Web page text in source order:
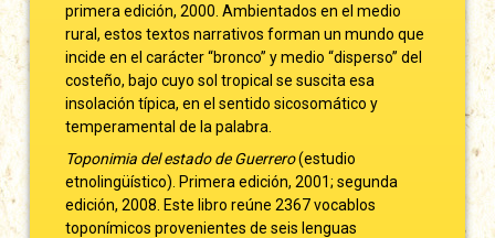
primera edición, 2000. Ambientados en el medio
rural, estos textos narrativos forman un mundo que
incide en el carácter “bronco” y medio “disperso” del
costeño, bajo cuyo sol tropical se suscita esa
insolación típica, en el sentido sicosomático y
temperamental de la palabra.
Toponimia del estado de Guerrero(estudio
etnolingüístico). Primera edición, 2001; segunda
edición, 2008. Este libro reúne 2367 vocablos
toponímicos provenientes de seis lenguas